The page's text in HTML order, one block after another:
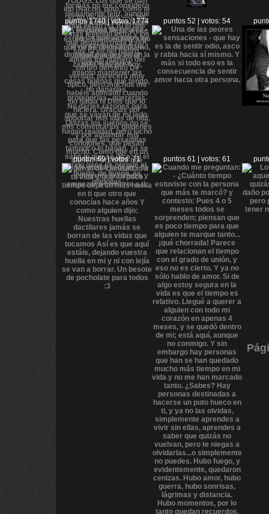
puntos 1740 | votos: 1774 puntos 52 | votos: 54
puntos 69 | votos: 71 puntos 61 | votos: 61